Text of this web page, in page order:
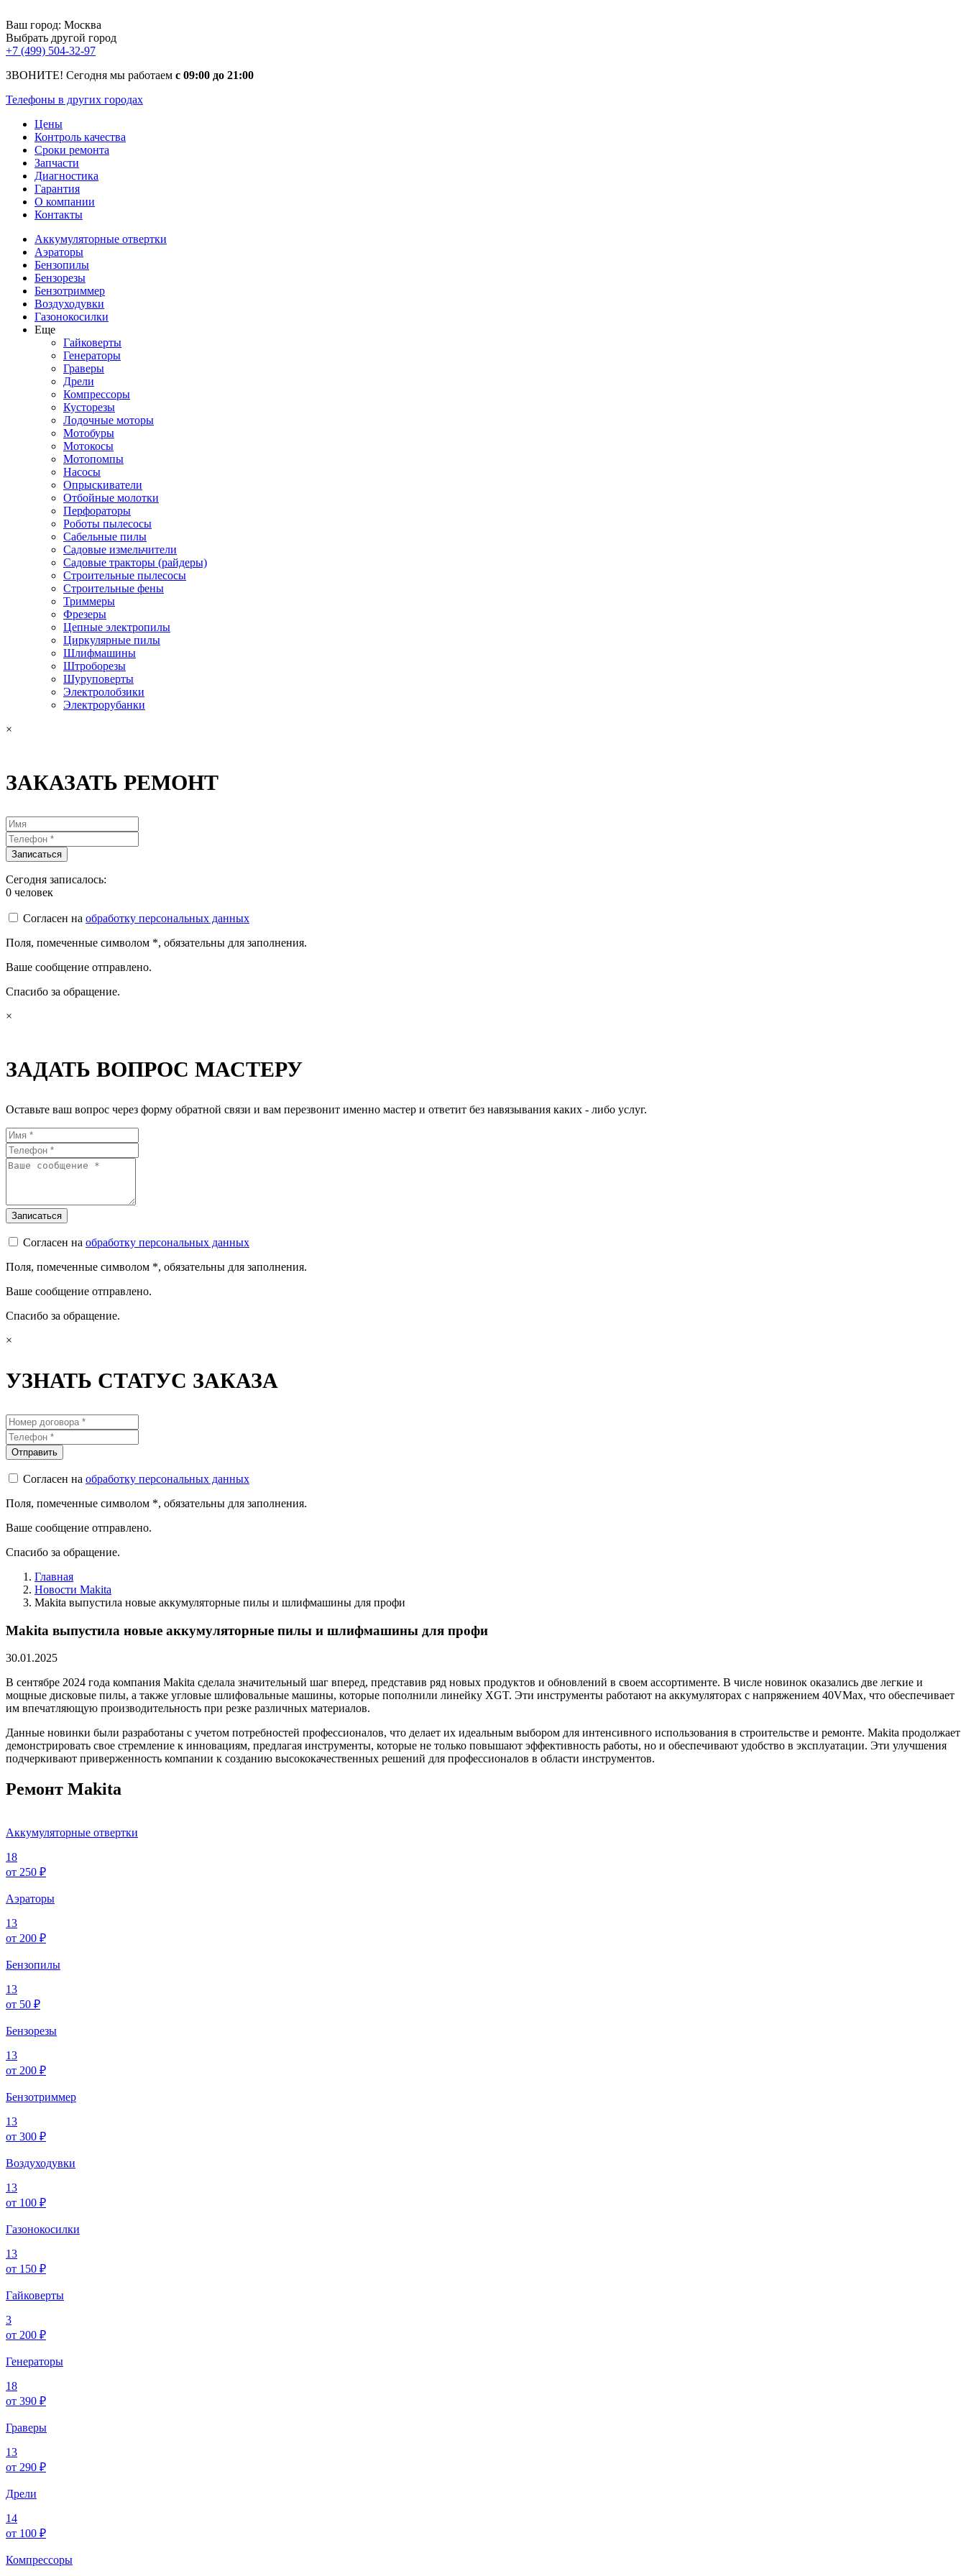
Ваш город: Москва
Выбрать другой город
+7 (499) 504-32-97
ЗВОНИТЕ! Сегодня мы работаем с 09:00 до 21:00
Телефоны в других городах
Цены
Контроль качества
Сроки ремонта
Запчасти
Диагностика
Гарантия
О компании
Контакты
Аккумуляторные отвертки
Аэраторы
Бензопилы
Бензорезы
Бензотриммер
Воздуходувки
Газонокосилки
Еще
Гайковерты
Генераторы
Граверы
Дрели
Компрессоры
Кусторезы
Лодочные моторы
Мотобуры
Мотокосы
Мотопомпы
Насосы
Опрыскиватели
Отбойные молотки
Перфораторы
Роботы пылесосы
Сабельные пилы
Садовые измельчители
Садовые тракторы (райдеры)
Строительные пылесосы
Строительные фены
Триммеры
Фрезеры
Цепные электропилы
Циркулярные пилы
Шлифмашины
Штроборезы
Шуруповерты
Электролобзики
Электрорубанки
×
ЗАКАЗАТЬ РЕМОНТ
Сегодня записалось:
0 человек
Согласен на обработку персональных данных
Поля, помеченные символом *, обязательны для заполнения.
Ваше сообщение отправлено.
Спасибо за обращение.
×
ЗАДАТЬ ВОПРОС МАСТЕРУ
Оставьте ваш вопрос через форму обратной связи и вам перезвонит именно мастер и ответит без навязывания каких - либо услуг.
Согласен на обработку персональных данных
Поля, помеченные символом *, обязательны для заполнения.
Ваше сообщение отправлено.
Спасибо за обращение.
×
УЗНАТЬ СТАТУС ЗАКАЗА
Согласен на обработку персональных данных
Поля, помеченные символом *, обязательны для заполнения.
Ваше сообщение отправлено.
Спасибо за обращение.
Главная
Новости Makita
Makita выпустила новые аккумуляторные пилы и шлифмашины для профи
Makita выпустила новые аккумуляторные пилы и шлифмашины для профи
30.01.2025
В сентябре 2024 года компания Makita сделала значительный шаг вперед, представив ряд новых продуктов и обновлений в своем ассортименте. В числе новинок оказались две легкие и
мощные дисковые пилы, а также угловые шлифовальные машины, которые пополнили линейку XGT. Эти инструменты работают на аккумуляторах с напряжением 40VMax, что обеспечивает
им впечатляющую производительность при резке различных материалов.
Данные новинки были разработаны с учетом потребностей профессионалов, что делает их идеальным выбором для интенсивного использования в строительстве и ремонте. Makita продолжает
демонстрировать свое стремление к инновациям, предлагая инструменты, которые не только повышают эффективность работы, но и обеспечивают удобство в эксплуатации. Эти улучшения
подчеркивают приверженность компании к созданию высококачественных решений для профессионалов в области инструментов.
Ремонт Makita
Аккумуляторные отвертки
18
от 250 ₽
Аэраторы
13
от 200 ₽
Бензопилы
13
от 50 ₽
Бензорезы
13
от 200 ₽
Бензотриммер
13
от 300 ₽
Воздуходувки
13
от 100 ₽
Газонокосилки
13
от 150 ₽
Гайковерты
3
от 200 ₽
Генераторы
18
от 390 ₽
Граверы
13
от 290 ₽
Дрели
14
от 100 ₽
Компрессоры